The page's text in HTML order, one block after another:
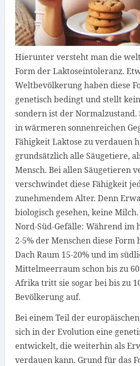
Hierunter versteht man die
Formder Laktoseintoleranz.
Weltbevölkerung haben diese
genetisch bedingt und stellt
sondern ist der
in wärmeren sonnenreichen
Fähigkeit Laktose zu verdauen
grundsätzlich alle Säugetiere,
Mensch. Bei allen Säugetieren
verschwindet diese Fähigkeit
zunehmendem Alter. Denn
biologisch gesehen, keine
Nord-Süd-Gefälle: Während im
2-5% der Menschen diese Form
Dach Raum 15-20% und im
Mittelmeerraum schon bis zu
Afrika tritt sie sogar bei bis zu
Bevölkerung auf.
Bei einem Teil der
sich in der Evolution eine
entwickelt, die weiterhin als
verdauen kann. Grund für das